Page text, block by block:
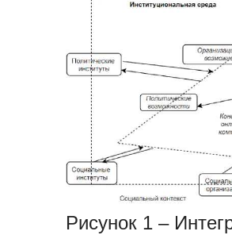
Рисунок 1 –